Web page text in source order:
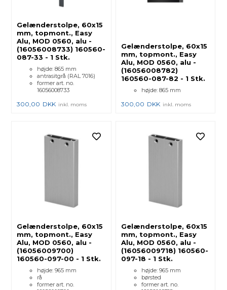
Gelænderstolpe, 60x15
mm, topmont., Easy
Alu, MOD 0560, alu -
(16056008733) 160560-
087-33 - 1 Stk.
højde: 865 mm
antrasitgrå (RAL 7016)
former art. no.
16056008733
300,00 DKK inkl. moms
Gelænderstolpe, 60x15
mm, topmont., Easy
Alu, MOD 0560, alu -
(16056008782)
160560-087-82 - 1 Stk.
højde: 865 mm
300,00 DKK inkl. moms
Gelænderstolpe, 60x15
mm, topmont., Easy
Alu, MOD 0560, alu -
(16056009700)
160560-097-00 - 1 Stk.
højde: 965 mm
rå
former art. no.
Gelænderstolpe, 60x15
mm, topmont., Easy
Alu, MOD 0560, alu -
(16056009718) 160560-
097-18 - 1 Stk.
højde: 965 mm
børsted
former art. no.